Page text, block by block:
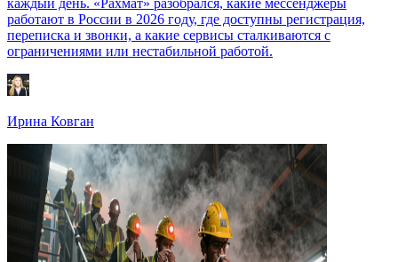
работают в России в 2026 году, где доступны регистрация,
переписка и звонки, а какие сервисы сталкиваются с
ограничениями или нестабильной работой.
Ирина Ковган